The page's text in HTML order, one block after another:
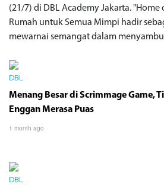
(21/7) di DBL Academy Jakarta. "Home
Rumah untuk Semua Mimpi hadir
mewarnai semangat dalam
DBL
Menang Besar di Scrimmage Game,
Enggan Merasa Puas
1 month ago
DBL